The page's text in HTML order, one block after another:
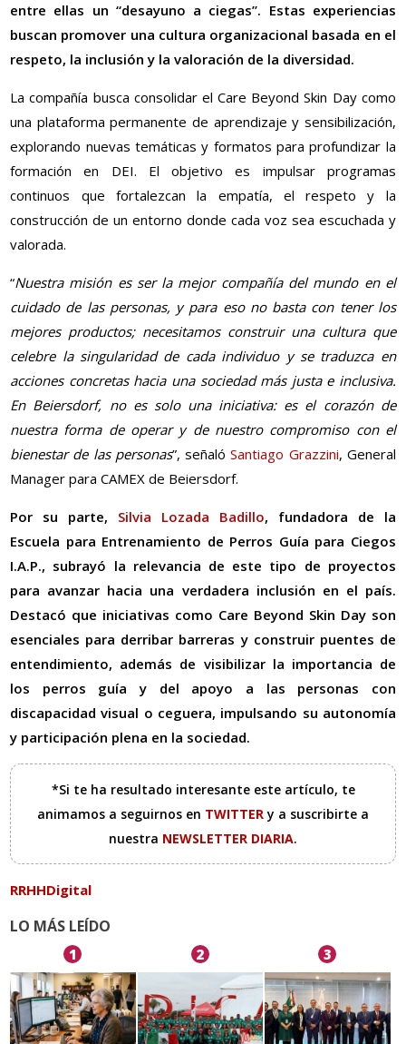
entre ellas un “desayuno a ciegas”. Estas experiencias
buscan promover una cultura organizacional basada en el
respeto, la inclusión y la valoración de la diversidad.
La compañía busca consolidar el Care Beyond Skin Day como
una plataforma permanente de aprendizaje y sensibilización,
explorando nuevas temáticas y formatos para profundizar la
formación en DEI. El objetivo es impulsar programas
continuos que fortalezcan la empatía, el respeto y la
construcción de un entorno donde cada voz sea escuchada y
valorada.
“Nuestra misión es ser la mejor compañía del mundo en el
cuidado de las personas, y para eso no basta con tener los
mejores productos; necesitamos construir una cultura que
celebre la singularidad de cada individuo y se traduzca en
acciones concretas hacia una sociedad más justa e inclusiva.
En Beiersdorf, no es solo una iniciativa: es el corazón de
nuestra forma de operar y de nuestro compromiso con el
bienestar de las personas”, señalóSantiago Grazzini, General
Manager para CAMEX de Beiersdorf.
Por su parte, Silvia Lozada Badillo, fundadora de la
Escuela para Entrenamiento de Perros Guía para Ciegos
I.A.P., subrayó la relevancia de este tipo de proyectos
para avanzar hacia una verdadera inclusión en el país.
Destacó que iniciativas como Care Beyond Skin Day son
esenciales para derribar barreras y construir puentes de
entendimiento, además de visibilizar la importancia de
los perros guía y del apoyo a las personas con
discapacidad visual o ceguera, impulsando su autonomía
y participación plena en la sociedad.
*Si te ha resultado interesante este artículo, te
animamos a seguirnos en TWITTERy a suscribirte a
nuestra NEWSLETTER DIARIA.
RRHHDigital
LO MÁS LEÍDO
1 2 3